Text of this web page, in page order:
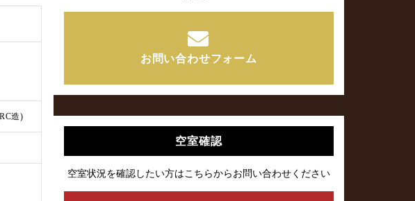
造)
お問い合わせフォーム
空室確認
空室状況を確認したい方はこちらからお問い合わせください